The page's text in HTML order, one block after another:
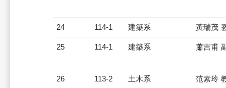
24 114-1 建築系 黃瑞茂
25 114-1 建築系 蕭吉甫
26 113-2 土木系 范素玲